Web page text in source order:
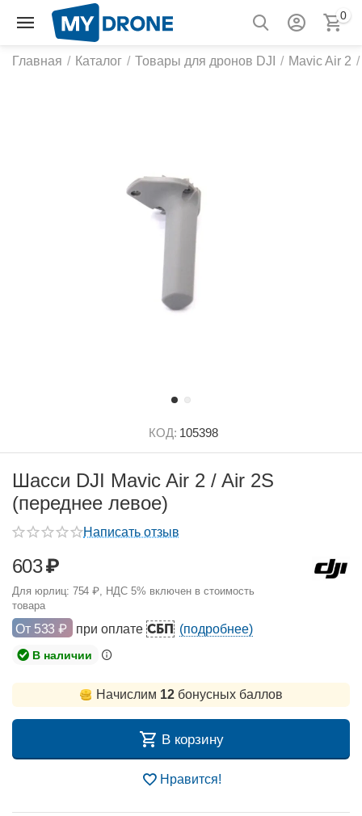
0
Главная / Каталог / Товары для дронов DJI / Mavic Air 2 /
КОД: 105398
Шасси DJI Mavic Air 2 / Air 2S
(переднее левое)
Написать отзыв
603₽
Для юрлиц: 754 ₽, НДС 5% включен в стоимость
товара
От 533 ₽ при оплатеСБП (подробнее)
В наличии
Начислим 12бонусных баллов
В корзину
Нравится!